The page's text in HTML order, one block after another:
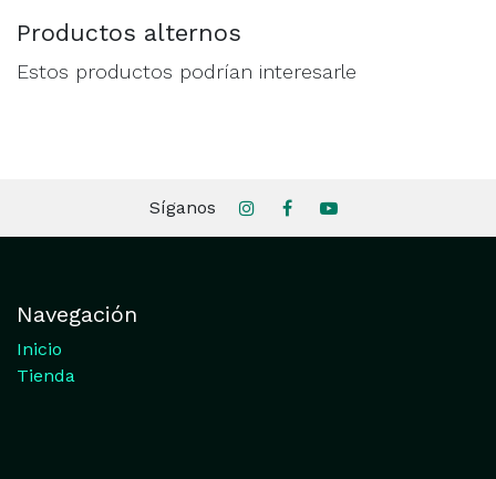
Productos alternos
Estos productos podrían interesarle
Síganos
Navegación
Inicio
Tienda